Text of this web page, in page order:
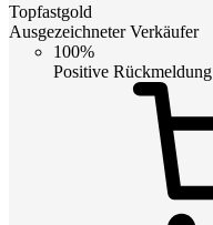
Topfastgold
Ausgezeichneter Verkäufer
100%
Positive Rückmeldung